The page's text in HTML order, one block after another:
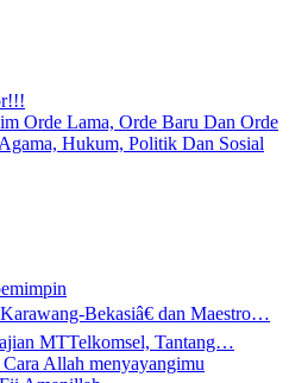
Orde Lama, Orde Baru Dan Orde
Hukum, Politik Dan Sosial
Bekasiâ€ dan Maestro…
MTTelkomsel, Tantang…
Allah menyayangimu